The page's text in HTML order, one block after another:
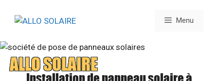
Menu
ALLO SOLAIRE
Installation de panneau solaire à